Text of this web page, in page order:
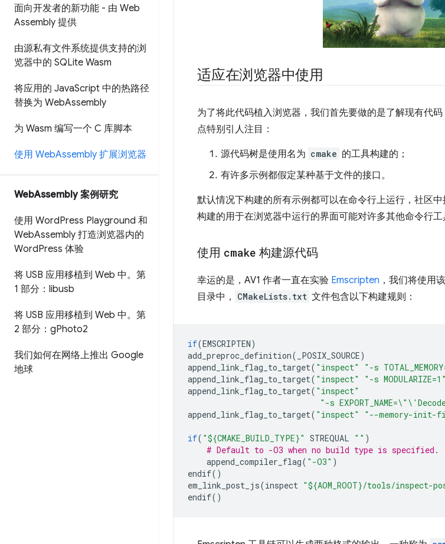
面向开发者的新功能 - 由 Web
Assembly 提供
由源私有文件系统提供支持的浏
览器中的 SQLite Wasm
将应用的 JavaScript 中的热路径
替换为 WebAssembly
为 Wasm 编写一个 C 库脚本
使用 WebAssembly 扩展浏览器
WebAssembly 案例研究
使用 WordPress Playground 和
WebAssembly 打造浏览器内的
WordPress 体验
将 USB 应用移植到 Web 中。第
1 部分：libusb
将 USB 应用移植到 Web 中。第
2 部分：gPhoto2
我们如何在网络上推出 Google
地球
适应在浏览器中使用
为了将此代码植入浏览器，我们首先要做的是了解现有代
点特别引人注目：
源代码树是使用名为 cmake 的工具构建的；
有许多示例都假定某种基于文件的接口。
默认情况下构建的所有示例都可以在命令行上运行，社区
构建的用于在浏览器中运行的界面可能对许多其他命令行工
使用 cmake 构建源代码
幸运的是，AV1 作者一直在实验 Emscripten ，我们将使用
目录中，
CMakeLists.txt 文件包含以下构建规则：
if(EMSCRIPTEN)
add_preproc_definition( _POSIX_SOURCE)
append_link_flag_to_target( "inspect" "-s
append_link_flag_to_target( "inspect" "-s MODULARIZE=1"
append_link_flag_to_target( "inspect"
"-s EXPORT_NAME=\"\'
append_link_flag_to_target( "inspect" "--memory-init-
if( "${CMAKE_BUILD_TYPE}" STREQUAL "" )
# Default to -O3 when no build type is specified.
append_compiler_flag( "-O3" )
endif()
em_link_post_js(inspect "${AOM_ROOT}/tools/inspect-
endif()